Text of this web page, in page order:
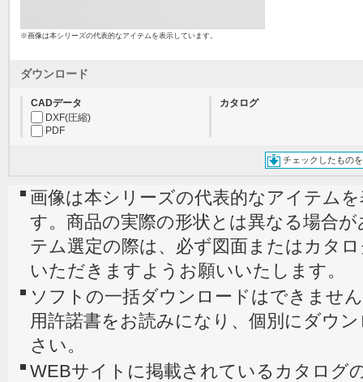
※画像は本シリーズの代表的なアイテムを表示しています。
ダウンロード
CADデータ
DXF(圧縮)
PDF
カタログ
チェックしたもの
画像は本シリーズの代表的なアイテム
す。商品の実際の形状とは異なる場合
テム選定の際は、必ず図面またはカタ
いただきますようお願いいたします。
ソフトの一括ダウンロードはできませ
用許諾書をお読みになり、個別にダウ
さい。
WEBサイトに掲載されているカタログ